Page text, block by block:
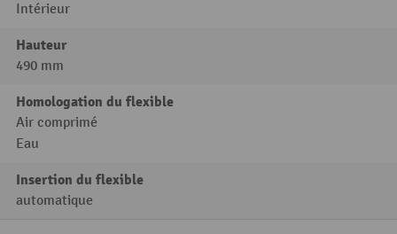
Intérieur
Hauteur
490 mm
Homologation du flexible
Air comprimé
Eau
Insertion du flexible
automatique